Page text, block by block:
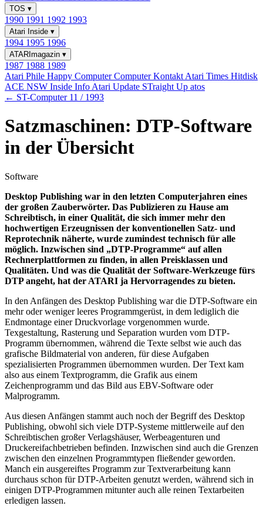
TOS ▾
1990 1991 1992 1993
Atari Inside ▾
1994 1995 1996
ATARImagazin ▾
1987 1988 1989
Atari Phile Happy ComputerComputer Kontakt Atari Times Hitdisk
ACE NSW Inside Info Atari Update STraight Up atos
← ST-Computer 11 / 1993
Satzmaschinen: DTP-Software
in der Übersicht
Software
Desktop Publishing war in den letzten Computerjahren eines
der großen Zauberwörter. Das Publizieren zu Hause am
Schreibtisch, in einer Qualität, die sich immer mehr den
hochwertigen Erzeugnissen der konventionellen Satz- und
Reprotechnik näherte, wurde zumindest technisch für alle
möglich. Inzwischen sind „DTP-Programme“ auf allen
Rechnerplattformen zu finden, in allen Preisklassen und
Qualitäten. Und was die Qualität der Software-Werkzeuge fürs
DTP angeht, hat der ATARI ja Hervorragendes zu bieten.
In den Anfängen des Desktop Publishing war die DTP-Software ein
mehr oder weniger leeres Programmgerüst, in dem lediglich die
Endmontage einer Druckvorlage vorgenommen wurde.
Texgestaltung, Rasterung und Separation wurden vom DTP-
Programm übernommen, während die Texte selbst wie auch das
grafische Bildmaterial von anderen, für diese Aufgaben
spezialisierten Programmen übernommen wurden. Der Text kam
also aus einem Textprogramm, die Grafik aus einem
Zeichenprogramm und das Bild aus EBV-Software oder
Malprogramm.
Aus diesen Anfängen stammt auch noch der Begriff des Desktop
Publishing, obwohl sich viele DTP-Systeme mittlerweile auf den
Schreibtischen großer Verlagshäuser, Werbeagenturen und
Druckereifachbetrieben befinden. Inzwischen sind auch die Grenzen
zwischen den einzelnen Programmtypen fließender geworden.
Manch ein ausgereiftes Programm zur Textverarbeitung kann
durchaus schon für DTP-Arbeiten genutzt werden, während sich in
einigen DTP-Programmen mitunter auch alle reinen Textarbeiten
erledigen lassen.